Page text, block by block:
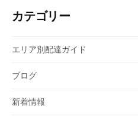
カテゴリー
エリア別配達ガイド
ブログ
新着情報